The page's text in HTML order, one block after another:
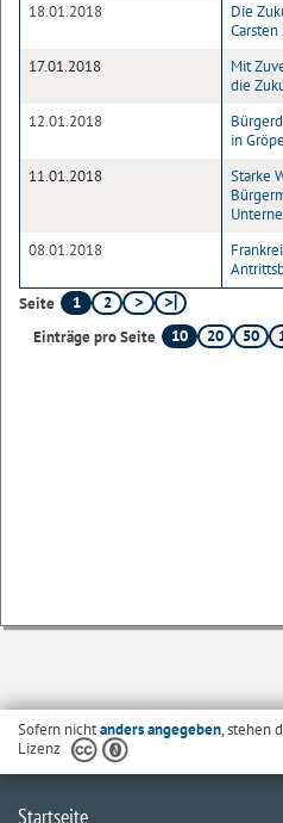
18.01.2018
Die
17.01.2018
Mit
die
12.01.2018
in
11.01.2018
Starke
08.01.2018
Seite
1
2
Einträge pro Seite
10 20 50
Sofern nichtanders angegeben, stehen
Lizenz
Startseite